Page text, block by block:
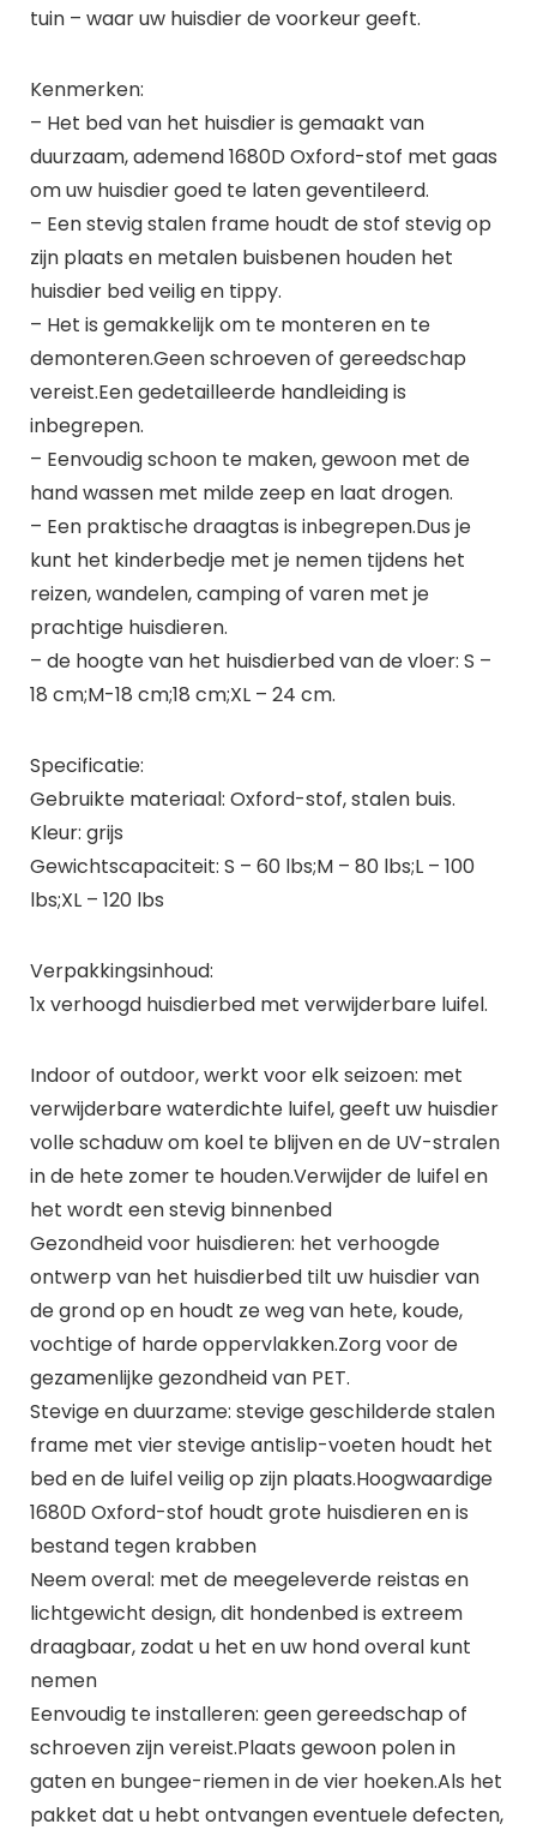
tuin – waar uw huisdier de voorkeur geeft.
Kenmerken:
– Het bed van het huisdier is gemaakt van
duurzaam, ademend 1680D Oxford-stof met gaas
om uw huisdier goed te laten geventileerd.
– Een stevig stalen frame houdt de stof stevig op
zijn plaats en metalen buisbenen houden het
huisdier bed veilig en tippy.
– Het is gemakkelijk om te monteren en te
demonteren.Geen schroeven of gereedschap
vereist.Een gedetailleerde handleiding is
inbegrepen.
– Eenvoudig schoon te maken, gewoon met de
hand wassen met milde zeep en laat drogen.
– Een praktische draagtas is inbegrepen.Dus je
kunt het kinderbedje met je nemen tijdens het
reizen, wandelen, camping of varen met je
prachtige huisdieren.
– de hoogte van het huisdierbed van de vloer: S –
18 cm;M-18 cm;18 cm;XL – 24 cm.
Specificatie:
Gebruikte materiaal: Oxford-stof, stalen buis.
Kleur: grijs
Gewichtscapaciteit: S – 60 lbs;M – 80 lbs;L – 100
lbs;XL – 120 lbs
Verpakkingsinhoud:
1x verhoogd huisdierbed met verwijderbare luifel.
Indoor of outdoor, werkt voor elk seizoen: met
verwijderbare waterdichte luifel, geeft uw huisdier
volle schaduw om koel te blijven en de UV-stralen
in de hete zomer te houden.Verwijder de luifel en
het wordt een stevig binnenbed
Gezondheid voor huisdieren: het verhoogde
ontwerp van het huisdierbed tilt uw huisdier van
de grond op en houdt ze weg van hete, koude,
vochtige of harde oppervlakken.Zorg voor de
gezamenlijke gezondheid van PET.
Stevige en duurzame: stevige geschilderde stalen
frame met vier stevige antislip-voeten houdt het
bed en de luifel veilig op zijn plaats.Hoogwaardige
1680D Oxford-stof houdt grote huisdieren en is
bestand tegen krabben
Neem overal: met de meegeleverde reistas en
lichtgewicht design, dit hondenbed is extreem
draagbaar, zodat u het en uw hond overal kunt
nemen
Eenvoudig te installeren: geen gereedschap of
schroeven zijn vereist.Plaats gewoon polen in
gaten en bungee-riemen in de vier hoeken.Als het
pakket dat u hebt ontvangen eventuele defecten,